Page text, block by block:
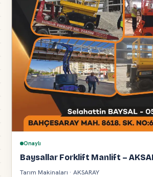
Onaylı
Baysallar Forklift Manlift –
Tarım Makinaları · AKSARAY